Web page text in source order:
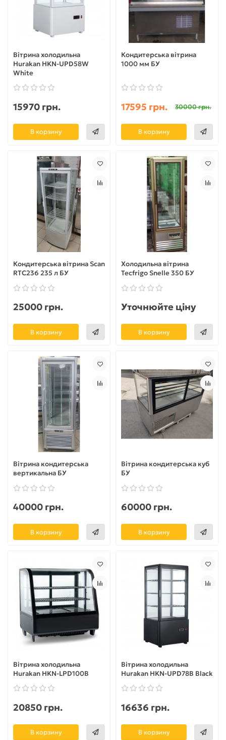
Вітрина холодильна
Hurakan HKN-UPD58W
White
15970 грн.
В корзину
Кондитерська вітрина
1000 мм БУ
17595 грн. 30000 грн.
В корзину
Кондитерська вітрина Scan
RTC236 235 л БУ
25000 грн.
В корзину
Холодильна вітрина
Tecfrigo Snelle 350 БУ
Уточнюйте ціну
В корзину
Вітрина кондитерська
вертикальна БУ
40000 грн.
В корзину
Вітрина кондитерська куб
БУ
60000 грн.
В корзину
Вітрина холодильна
Hurakan HKN-LPD100B
20850 грн.
В корзину
Вітрина холодильна
Hurakan HKN-UPD78B Black
16636 грн.
В корзину